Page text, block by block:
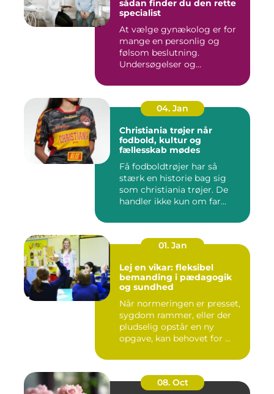
sådan finder du den rette
specialist
At vælge gynækolog er for
mange en personlig og
følsom beslutning.
Undersøgelser og
04. Jan
Christiania trøjer når
fodbold, kultur og
fællesskab mødes
Få fodboldtrøjer har så
stærk en historie bag sig
som christiania trøjer. De
handler ikke kun om far...
01. Jan
Lej en vikar: fleksibel
bemanding i pædagogik
og sundhed
Når normeringen er presset,
sygdom rammer, eller der
pludselig opstår en ny
opgave, kan behovet for ...
08. Oct